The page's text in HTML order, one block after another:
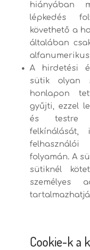
hiányában
lépkedés
követhető a
általában
A hirdetési
sütik olyan
honlapon
gyűjti, ezzel
és testre
felkínálását,
folyamán. A
sütiknél
személyes
Cookie-k a